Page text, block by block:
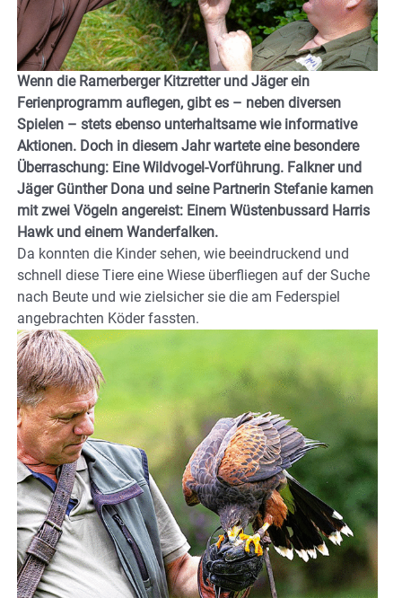
Wenn die Ramerberger Kitzretter und Jäger ein
Ferienprogramm auflegen, gibt es – neben diversen
Spielen – stets ebenso unterhaltsame wie informative
Aktionen. Doch in diesem Jahr wartete eine besondere
Überraschung: Eine Wildvogel-Vorführung. Falkner und
Jäger Günther Dona und seine Partnerin Stefanie kamen
mit zwei Vögeln angereist: Einem Wüstenbussard Harris
Hawk und einem Wanderfalken.
Da konnten die Kinder sehen, wie beeindruckend und
schnell diese Tiere eine Wiese überfliegen auf der Suche
nach Beute und wie zielsicher sie die am Federspiel
angebrachten Köder fassten.